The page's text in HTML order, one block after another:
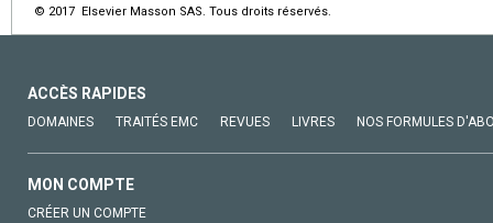
© 2017 Elsevier Masson SAS. Tous droits réservés.
ACCÈS RAPIDES
DOMAINES TRAITÉS EMC REVUES LIVRES NOS FORMULES
MON COMPTE
CRÉER UN COMPTE